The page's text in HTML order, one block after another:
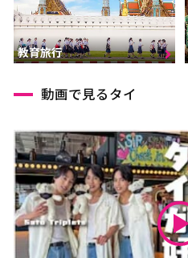
教育旅行
動画で見るタイ